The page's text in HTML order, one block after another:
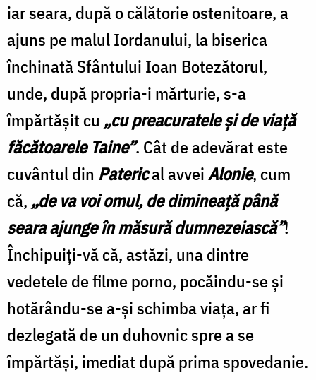
iar seara, după o călătorie ostenitoare, a
ajuns pe malul Iordanului, la biserica
închinată Sfântului Ioan Botezătorul,
unde, după propria-i mărturie, s-a
împărtăşit cu „cu preacuratele şi de viaţă
făcătoarele Taine”. Cât de adevărat este
cuvântul din Paterical avveiAlonie, cum
că, „de va voi omul, de dimineaţă până
seara ajunge în măsură dumnezeiască”!
Închipuiţi-vă că, astăzi, una dintre
vedetele de filme porno, pocăindu-se şi
hotărându-se a-şi schimba viaţa, ar fi
dezlegată de un duhovnic spre a se
împărtăşi, imediat după prima spovedanie.